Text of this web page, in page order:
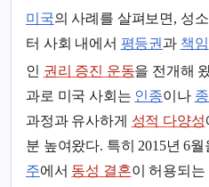
미국의 사례를 살펴보면, 성
터 사회 내에서 평등권 과 책임
인 권리 증진 운동을 전개해
과로 미국 사회는 인종이나
과정과 유사하게 성적 다양성
분 높여왔다. 특히 2015년 6
주에서 동성 결혼이 허용되